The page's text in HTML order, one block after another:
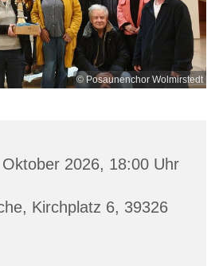
© Posaunenchor Wolmirstedt
2026, 18:00 Uhr
Kirchplatz 6, 39326